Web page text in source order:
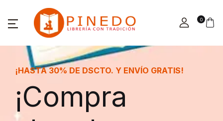
0
¡HASTA 30% DE